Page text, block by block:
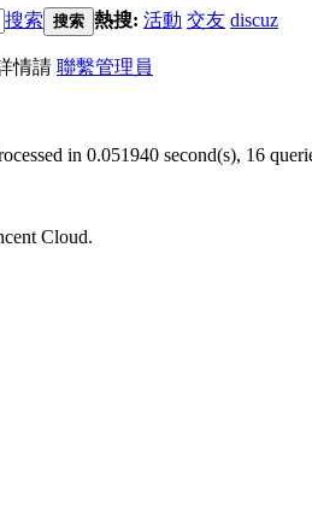
搜索 搜索 熱搜: 活動 交友 discuz
情請 聯繫管理員
in 0.051940 second(s), 16
Cloud.